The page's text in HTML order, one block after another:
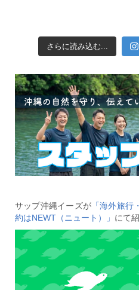
さらに読み込む...
サップ沖縄イーズが 「海外旅
約はNEWT（ニュート）」 にて